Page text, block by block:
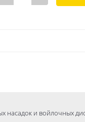
насадок и войлочных